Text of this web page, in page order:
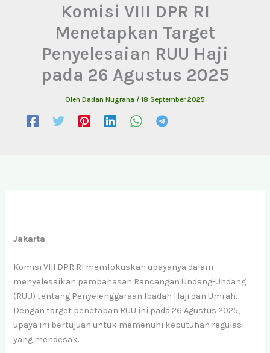
Komisi VIII DPR RI
Menetapkan Target
Penyelesaian RUU Haji
pada 26 Agustus 2025
Oleh Dadan Nugraha / 18 September 2025
Jakarta –
Komisi VIII DPR RI memfokuskan upayanya dalam
menyelesaikan pembahasan Rancangan Undang-Undang
(RUU) tentang Penyelenggaraan Ibadah Haji dan Umrah.
Dengan target penetapan RUU ini pada 26 Agustus 2025,
upaya ini bertujuan untuk memenuhi kebutuhan regulasi
yang mendesak.